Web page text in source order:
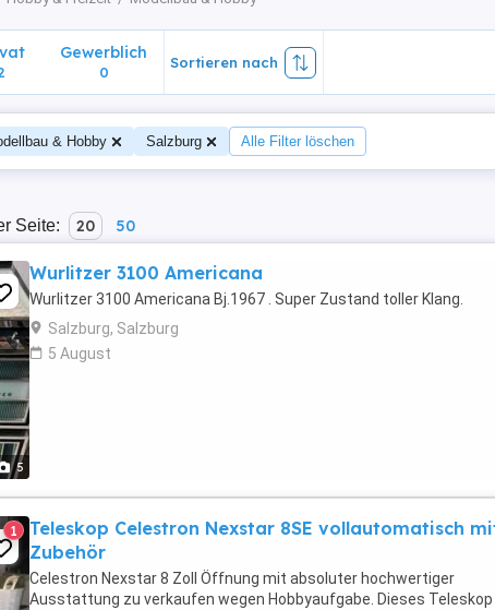
Gewerblich
0
Sortieren nach
& Hobby Salzburg Alle Filter löschen
Seite: 20 50
5
Wurlitzer 3100 Americana
Wurlitzer 3100 Americana Bj.1967 . Super Zustand toller Klang.
Salzburg, Salzburg
5 August
1
Teleskop Celestron Nexstar 8SE vollautomatisch
Zubehör
Celestron Nexstar 8 Zoll Öffnung mit absoluter hochwertiger
Ausstattung zu verkaufen wegen Hobbyaufgabe. Dieses Teleskop